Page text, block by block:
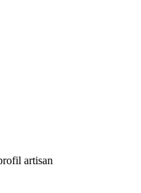
artisan